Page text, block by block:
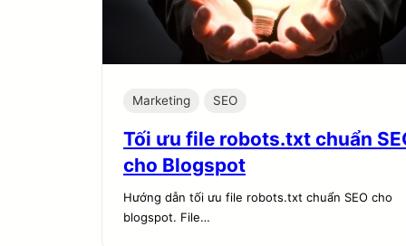
Marketing SEO
Tối ưu file robots.txt chuẩn
cho Blogspot
Hướng dẫn tối ưu file robots.txt chuẩn SEO cho
blogspot. File…